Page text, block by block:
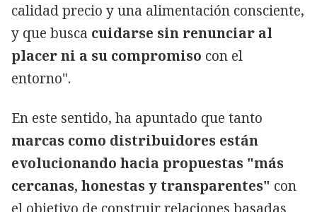
calidad precio y una alimentación consciente,
y que busca cuidarse sin renunciar al
placer ni a su compromiso con el
entorno".
En este sentido, ha apuntado que tanto
marcas como distribuidores están
evolucionando hacia propuestas "más
cercanas, honestas y transparentes" con
el objetivo de construir relaciones basadas